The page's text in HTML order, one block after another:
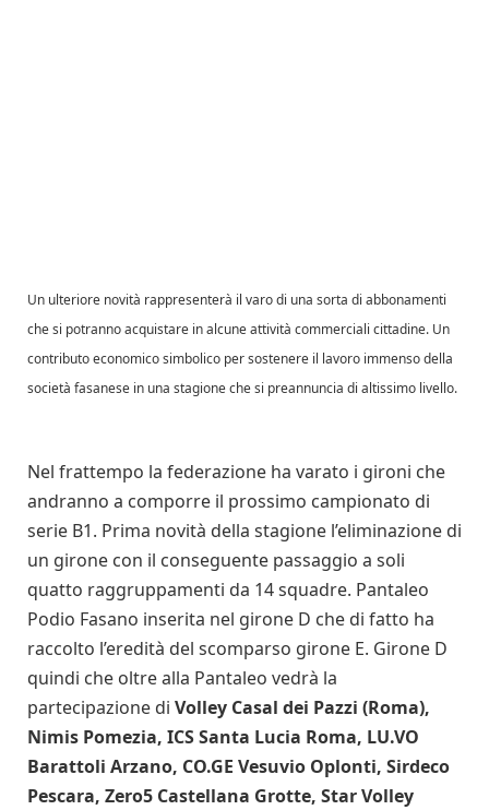
Un ulteriore novità rappresenterà il varo di una sorta di abbonamenti
che si potranno acquistare in alcune attività commerciali cittadine. Un
contributo economico simbolico per sostenere il lavoro immenso della
società fasanese in una stagione che si preannuncia di altissimo livello.
Nel frattempo la federazione ha varato i gironi che
andranno a comporre il prossimo campionato di
serie B1. Prima novità della stagione l’eliminazione di
un girone con il conseguente passaggio a soli
quatto raggruppamenti da 14 squadre. Pantaleo
Podio Fasano inserita nel girone D che di fatto ha
raccolto l’eredità del scomparso girone E. Girone D
quindi che oltre alla Pantaleo vedrà la
partecipazione di Volley Casal dei Pazzi (Roma),
Nimis Pomezia, ICS Santa Lucia Roma, LU.VO
Barattoli Arzano, CO.GE Vesuvio Oplonti, Sirdeco
Pescara, Zero5 Castellana Grotte, Star Volley